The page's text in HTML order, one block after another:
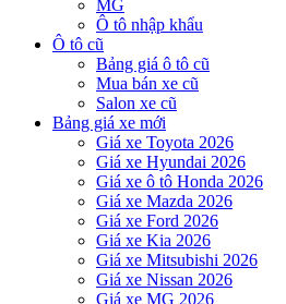
MG
Ô tô nhập khẩu
Ô tô cũ
Bảng giá ô tô cũ
Mua bán xe cũ
Salon xe cũ
Bảng giá xe mới
Giá xe Toyota 2026
Giá xe Hyundai 2026
Giá xe ô tô Honda 2026
Giá xe Mazda 2026
Giá xe Ford 2026
Giá xe Kia 2026
Giá xe Mitsubishi 2026
Giá xe Nissan 2026
Giá xe MG 2026